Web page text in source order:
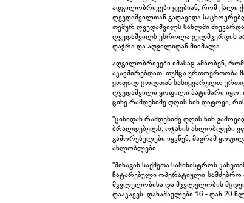
ადგილობრივები ყვებიან, რომ ქალი
ღვედაშვილთან გადავიდა
თემურ ღვედაშვილს სახლში
ღვედაშვილს ესროლა გულმკერდის
დაჭრა და ადგილიდან მიიმალა.
ადგილობრივები იმასაც ამბობენ,
აკავშირებდათ, თუმცა ურთოერთობა
ყოფილ ცოლთან სასიყვარულო
ღვედაშვილი ყოფილი პატიმარი იყო,
ციხე რამდენიმე დღის წინ დატოვა,
"ციხიდან რამდენიმე დღის წინ
ბრალდებულს, ოჯახის ახლობლები
გაშორებულები იყვნენ, მაგრამ
ახლობლები.
"შინაგან საქმეთა სამინისტროს
ჩატარებული ოპერატიული-სამძებრო
მკვლელობისა და მკვლელობის
დააკავეს. დანაშაულები 16 - დან 20